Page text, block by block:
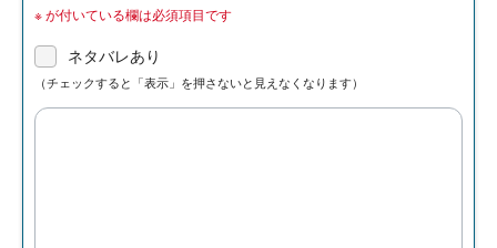
※が付いている欄は必須項目です
ネタバレあり
（チェックすると「表示」を押さないと見えなくなります）